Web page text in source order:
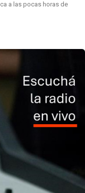
a las pocas horas de